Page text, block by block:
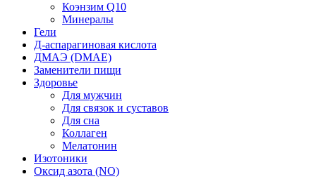
Коэнзим Q10
Минералы
Гели
Д-аспарагиновая кислота
ДМАЭ (DMAE)
Заменители пищи
Здоровье
Для мужчин
Для связок и суставов
Для сна
Коллаген
Мелатонин
Изотоники
Оксид азота (NO)